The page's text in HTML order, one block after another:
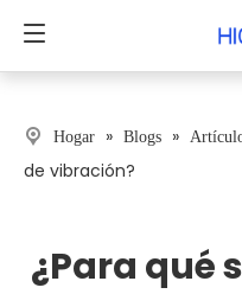
Hogar » Blogs »
de vibración?
¿Para qué